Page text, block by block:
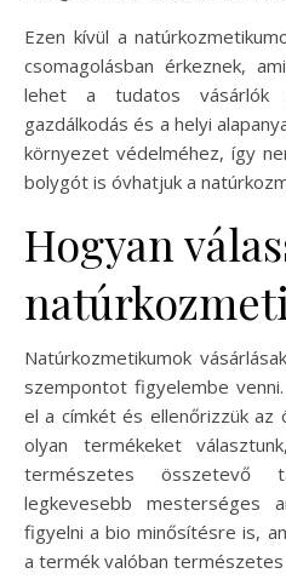
Ezen kívül a
csomagolásban érkeznek,
lehet a tudatos vásárlók
gazdálkodás és a helyi
környezet védelméhez, így
bolygót is óvhatjuk a
Hogyan
Natúrkozmetikumok
szempontot figyelembe
el a címkét és ellenőrizzük az
olyan termékeket
természetes
legkevesebb mesterséges
figyelni a bio minősítésre is,
a termék valóban természetes